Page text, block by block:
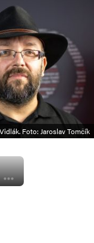
Foto: Jaroslav Tomčík